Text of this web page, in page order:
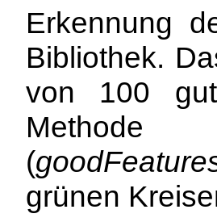
Erkennung
Bibliothek.
von 100
Methode
(
grünen